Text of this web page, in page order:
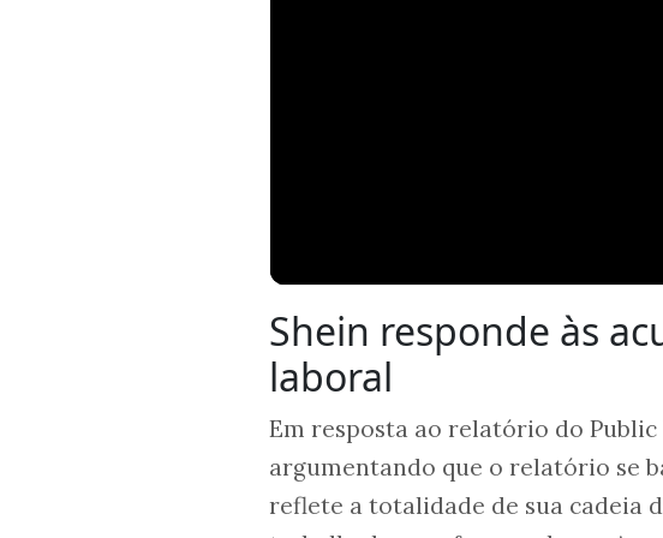
"Vamos acabar com a
aos ministros do STF"
"O Brasil já teve um
Zema fala sobre uma